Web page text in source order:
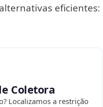
eficientes:
Coletora
Localizamos a restrição